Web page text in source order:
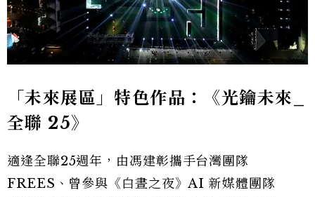
「未來展區」特色作品：《光鑰未來_
全聯 25》
適逢全聯25週年，由馮建彰攜手台灣團隊
FREES、曾參與《白晝之夜》AI 新媒體團隊